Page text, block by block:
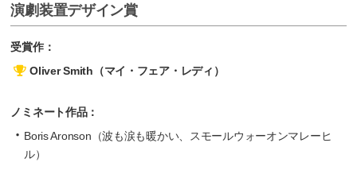
演劇装置デザイン賞
受賞作：
Oliver Smith（マイ・フェア・レディ）
ノミネート作品：
Boris Aronson（波も涙も暖かい、スモールウォーオンマレーヒ
ル）